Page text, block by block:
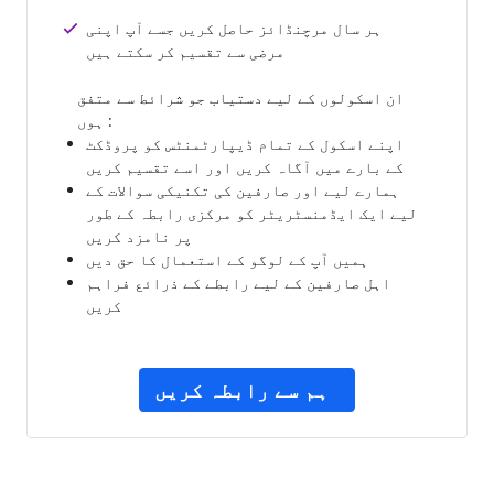
ہر سال مرچنڈائز حاصل کریں جسے آپ اپنی
مرضی سے تقسیم کر سکتے ہیں
ان اسکولوں کے لیے دستیاب جو شرائط سے متفق
ہوں :
اپنے اسکول کے تمام ڈیپارٹمنٹس کو پروڈکٹ
کے بارے میں آگاہ کریں اور اسے تقسیم کریں
ہمارے لیے اور صارفین کی تکنیکی سوالات کے
لیے ایک ایڈمنسٹریٹر کو مرکزی رابطہ کے طور
پر نامزد کریں
ہمیں آپ کے لوگو کے استعمال کا حق دیں
اہل صارفین کے لیے رابطے کے ذرائع فراہم
کریں
ہم سے رابطہ کریں